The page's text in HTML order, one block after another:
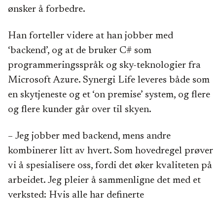
ønsker å forbedre.
Han forteller videre at han jobber med
‘backend’, og at de bruker C# som
programmeringsspråk og sky-teknologier fra
Microsoft Azure. Synergi Life leveres både som
en skytjeneste og et ‘on premise’ system, og flere
og flere kunder går over til skyen.
– Jeg jobber med backend, mens andre
kombinerer litt av hvert. Som hovedregel prøver
vi å spesialisere oss, fordi det øker kvaliteten på
arbeidet. Jeg pleier å sammenligne det med et
verksted: Hvis alle har definerte